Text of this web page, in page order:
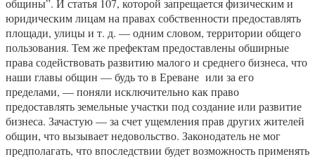
юридическим лицам на правах собственности предоставлять
площади, улицы и т. д. — одним словом, территории общего
пользования. Тем же префектам предоставлены обширные
права содействовать развитию малого и среднего бизнеса, что
наши главы общин — будь то в Ереване или за его
пределами, — поняли исключительно как право
предоставлять земельные участки под создание или развитие
бизнеса. Зачастую — за счет ущемления прав других жителей
общин, что вызывает недовольство. Законодатель не мог
предполагать, что впоследствии будет возможность применять